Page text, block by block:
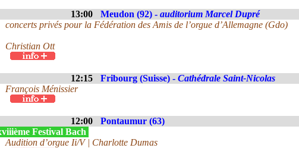
13:00 Meudon (92) - auditorium Marcel Dupré
concerts privés pour la Fédération des Amis de l’orgue d’Allemagne (Gdo)
Christian Ott
12:15 Fribourg (Suisse) - Cathédrale Saint-Nicolas
François Ménissier
12:00 Pontaumur (63)
Festival Bach
Audition d’orgue Ii/V | Charlotte Dumas